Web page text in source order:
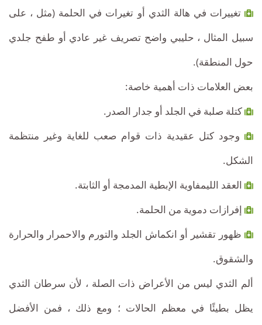
تغييرات في هالة الثدي أو تغيرات في الحلمة (مثل ، على
سبيل المثال ، حليبي واضح تصريف غير عادي أو طفح جلدي
حول المنطقة).
بعض العلامات ذات أهمية خاصة:
كتلة صلبة في الجلد أو جدار الصدر.
وجود كتل عقيدية ذات قوام صعب للغاية وغير منتظمة
الشكل.
العقد الليمفاوية الإبطية المدمجة أو الثابتة.
إفرازات دموية من الحلمة.
ظهور تقشير أو انكماش الجلد والتورم والاحمرار والحرارة
والشقوق.
ألم الثدي ليس من الأعراض ذات الصلة ، لأن سرطان الثدي
يظل بطيئًا في معظم الحالات ؛ ومع ذلك ، فمن الأفضل